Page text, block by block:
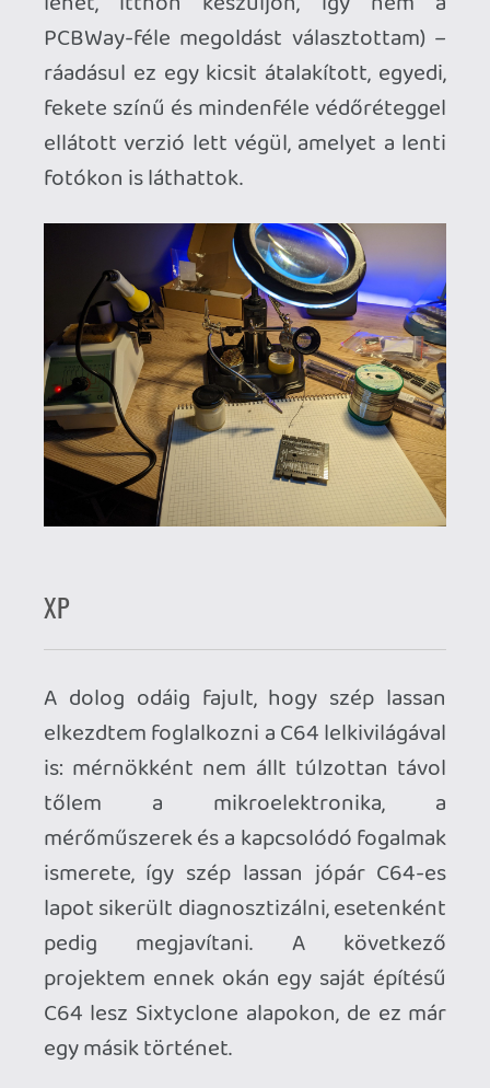
kondenzátorokat, vásároltam EEPROM-
író készüléket és elkezdtem alaposabban
megismerkedni a Magic Desk Cartridge
converter ASM kódjával, a
memóriacímzésekkel és a regiszterek
működésével is. Szépen lassan elkészült
az első prototípus cartridge, amellyel
korábban GTK-Vice alatt összerakott
szoftvercsomagot – visszatekintve talán
a cracktro készítéssel kísérleteztem a
legtöbbet, de a végső verzió
menürendszerében még tracker-alapú
SID muzsikát is sikerült beszuszakolnom
a memóriába, amely kellően kellemes,
loopolt és mégis egészen apró (egészen
pontosan 3kb) méretű. Száz szónak is egy
a vége: a socketelt, ráadásul bővített
1Mbyte (8x128kb) háttértárral bíró
révén sikerült kijavítanom.
DEV
A legtöbbet egyébként az egyes
szoftverek memória inicializáló és töltő
rutinjai mellett magával a demóval
bíbelődtem. Mindenképp olyat szerettem